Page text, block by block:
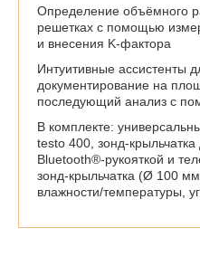
Определение объёмного
решетках с помощью
и внесения K-фактора
Интуитивные ассистенты
документирование на
последующий анализ с
В комплекте:
testo 400, зонд-
Bluetooth®-рукояткой и
зонд-крыльчатка (Ø 100
влажности/температуры,